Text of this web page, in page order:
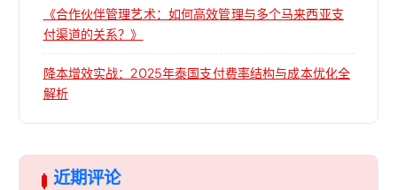
《合作伙伴管理艺术：如何高效管理与多个马来西亚支
付渠道的关系？》
降本增效实战：2025年泰国支付费率结构与成本优化全
解析
近期评论